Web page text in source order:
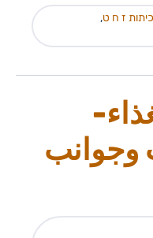
כיתות ז ח ט,
وجوانب